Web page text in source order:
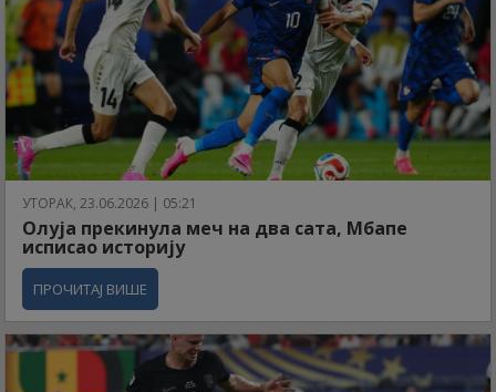
УТОРАК, 23.06.2026 | 05:21
Олуја прекинула меч на два сата, Мбапе
исписао историју
ПРОЧИТАЈ ВИШЕ